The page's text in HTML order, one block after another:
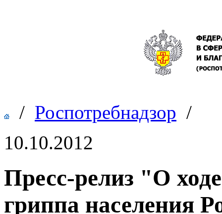
/ Роспотребнадзор /
10.10.2012
Пресс-релиз "О
гриппа населения